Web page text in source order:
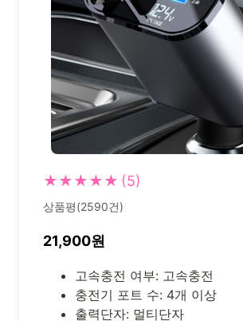
★★★★★ (5)
상품평(2590건)
21,900원
고속충전 여부: 고속충전
충전기 포트 수: 4개 이상
출력단자: 멀티단자